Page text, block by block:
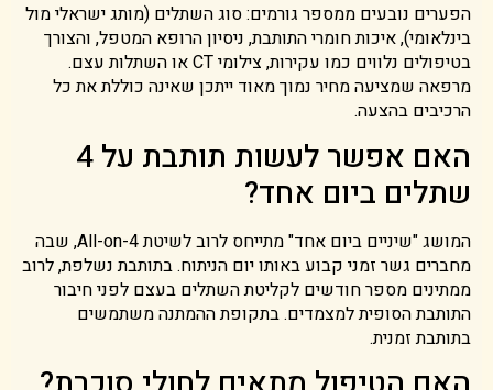
הפערים נובעים ממספר גורמים: סוג השתלים (מותג ישראלי מול
בינלאומי), איכות חומרי התותבת, ניסיון הרופא המטפל, והצורך
בטיפולים נלווים כמו עקירות, צילומי CT או השתלות עצם.
מרפאה שמציעה מחיר נמוך מאוד ייתכן שאינה כוללת את כל
הרכיבים בהצעה.
האם אפשר לעשות תותבת על 4
שתלים ביום אחד?
המושג "שיניים ביום אחד" מתייחס לרוב לשיטת All-on-4, שבה
מחברים גשר זמני קבוע באותו יום הניתוח. בתותבת נשלפת, לרוב
ממתינים מספר חודשים לקליטת השתלים בעצם לפני חיבור
התותבת הסופית למצמדים. בתקופת ההמתנה משתמשים
בתותבת זמנית.